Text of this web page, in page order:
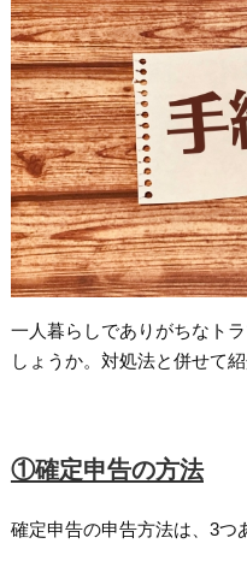
一人暮らしでありがちなト
しょうか。対処法と併せて紹
①確定申告の方法
確定申告の申告方法は、3つ